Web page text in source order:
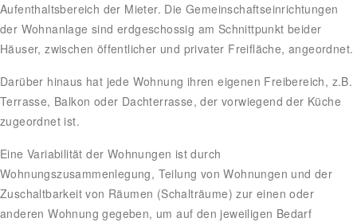
Aufenthaltsbereich der Mieter. Die Gemeinschaftseinrichtungen
der Wohnanlage sind erdgeschossig am Schnittpunkt beider
Häuser, zwischen öffentlicher und privater Freifläche, angeordnet.
Darüber hinaus hat jede Wohnung ihren eigenen Freibereich, z.B.
Terrasse, Balkon oder Dachterrasse, der vorwiegend der Küche
zugeordnet ist.
Eine Variabilität der Wohnungen ist durch
Wohnungszusammenlegung, Teilung von Wohnungen und der
Zuschaltbarkeit von Räumen (Schalträume) zur einen oder
anderen Wohnung gegeben, um auf den jeweiligen Bedarf